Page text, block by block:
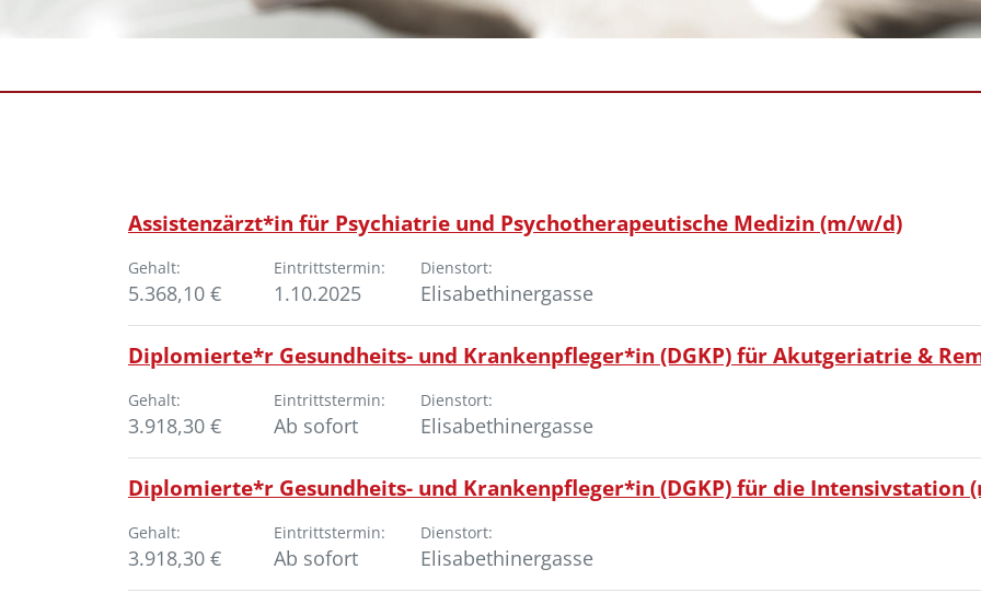
Assistenzärzt*in für Psychiatrie und Psychotherapeutische Medizin (m/w/d)
Gehalt:
5.368,10 €
Eintrittstermin:
1.10.2025
Dienstort:
Elisabethinergasse
Diplomierte*r Gesundheits- und Krankenpfleger*in (DGKP) für Akutgeriatrie &
Gehalt:
3.918,30 €
Eintrittstermin:
Ab sofort
Dienstort:
Elisabethinergasse
Diplomierte*r Gesundheits- und Krankenpfleger*in (DGKP) für die Intensivstation
Gehalt:
3.918,30 €
Eintrittstermin:
Ab sofort
Dienstort:
Elisabethinergasse